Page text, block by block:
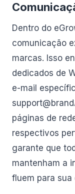
Dentro do
comunicação
marcas. Isso
dedicados de
e-mail
páginas de
respectivos
garante que
mantenham a
fluem para